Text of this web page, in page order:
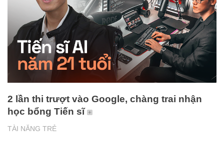
TÀI NĂNG TRẺ
2 lần thi trượt vào Google, chàng trai nhận
học bổng Tiến sĩ